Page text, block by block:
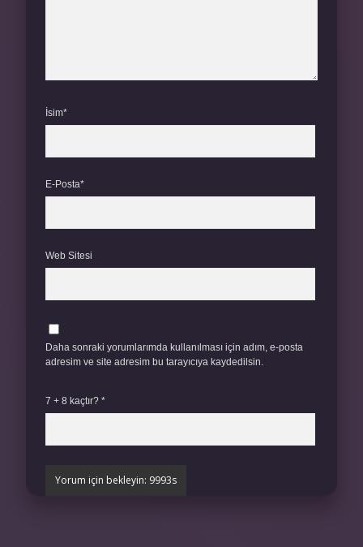
İsim*
E-Posta*
Web Sitesi
Daha sonraki yorumlarımda kullanılması için adım, e-posta
adresim ve site adresim bu tarayıcıya kaydedilsin.
7 + 8 kaçtır? *